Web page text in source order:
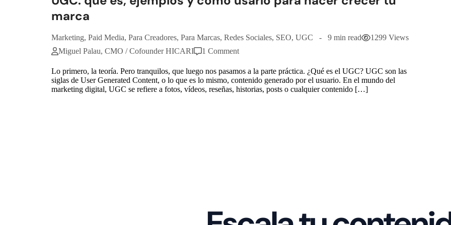
marca
Marketing, Paid Media, Para Creadores, Para Marcas, Redes Sociales, SEO, UGC 9 min read
1299 Views
Miguel Palau, CMO / Cofounder HICARI
1 Comment
Lo primero, la teoría. Pero tranquilos, que luego nos pasamos a la parte práctica. ¿Qué es el UGC? UGC son las
siglas de User Generated Content, o lo que es lo mismo, contenido generado por el usuario. En el mundo del
marketing digital, UGC se refiere a fotos, vídeos, reseñas, historias, posts o cualquier contenido […]